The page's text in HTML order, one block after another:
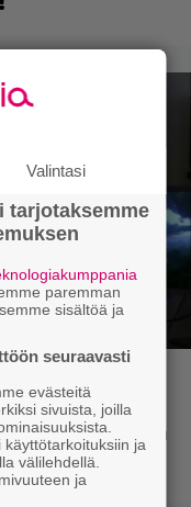
uransa
muuta kuin
Valintasi
tarjotaksemme
paremman
sisältöä ja
seuraavasti
evästeitä
sivuista, joilla
ja
välilehdellä.
ja